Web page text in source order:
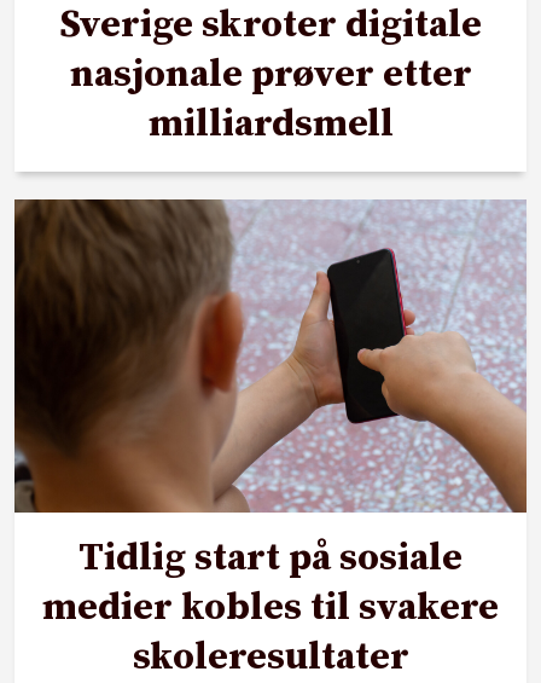
Sverige skroter digitale
nasjonale prøver etter
milliardsmell
Tidlig start på sosiale
medier kobles til svakere
skoleresultater